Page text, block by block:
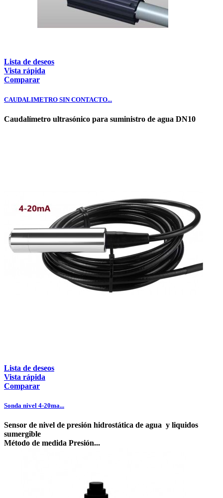
Lista de deseos
Vista rápida
Comparar
CAUDALIMETRO SIN CONTACTO...
Caudalímetro ultrasónico para suministro de agua DN10
Lista de deseos
Vista rápida
Comparar
Sonda nivel 4-20ma...
Sensor de nivel de presión hidrostática de agua y liquidos
sumergible
Método de medida Presión...